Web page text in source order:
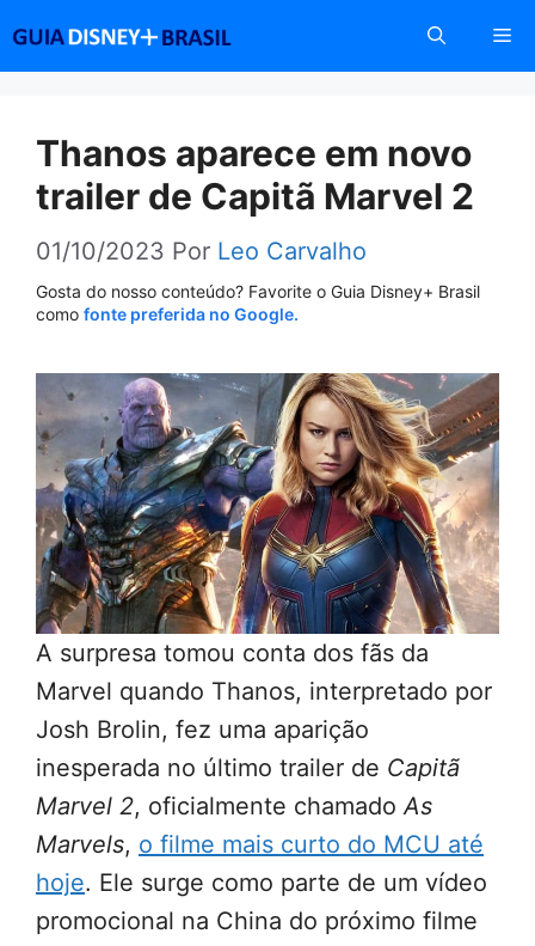
conteúdo
Thanos aparece em novo
trailer de Capitã Marvel 2
01/10/2023 Por Leo Carvalho
Gosta do nosso conteúdo? Favorite o Guia Disney+ Brasil
como fonte preferida no Google.
A surpresa tomou conta dos fãs da
Marvel quando Thanos, interpretado por
Josh Brolin, fez uma aparição
inesperada no último trailer de Capitã
Marvel 2, oficialmente chamadoAs
Marvels, o filme mais curto do MCU até
hoje. Ele surge como parte de um vídeo
promocional na China do próximo filme